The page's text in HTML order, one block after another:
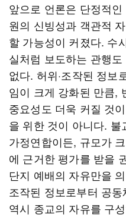
앞으로 언론은 단정적
원의 신빙성과 객관적
할 가능성이 커졌다. 수
실처럼 보도하는 관행
없다. 허위·조작된 정보
임이 크게 강화된 만큼,
중요성도 더욱 커질 것
을 위한 것이 아니다.
가정연합이든, 규모가
에 근거한 평가를 받을
단지 예배의 자유만을
조작된 정보로부터 공
역시 종교의 자유를 구